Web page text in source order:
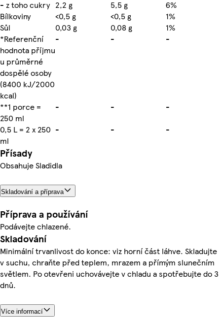
- z toho cukry 2,2 g 5,5 g
6%
Bílkoviny
<0,5 g <0,5 g
1%
Sůl
0,03 g 0,08 g
1%
*Referenční
hodnota příjmu
u průměrné
dospělé osoby
(8400 kJ/2000
kcal)
- - -
**1 porce =
250 ml
- -
-
0,5 L = 2 x 250
ml
- - -
Přísady
Obsahuje Sladidla
Skladování a příprava
Příprava a používání
Podávejte chlazené.
Skladování
Minimální trvanlivost do konce: viz horní část láhve. Skladujte
v suchu, chraňte před teplem, mrazem a přímým slunečním
světlem. Po otevřeni uchovávejte v chladu a spotřebujte do 3
dnů.
Více informací